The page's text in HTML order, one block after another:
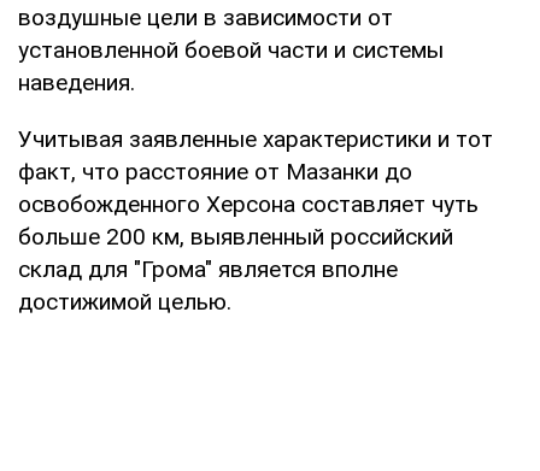
воздушные цели в зависимости от
установленной боевой части и системы
наведения.
Учитывая заявленные характеристики и тот
факт, что расстояние от Мазанки до
освобожденного Херсона составляет чуть
больше 200 км, выявленный российский
склад для "Грома" является вполне
достижимой целью.